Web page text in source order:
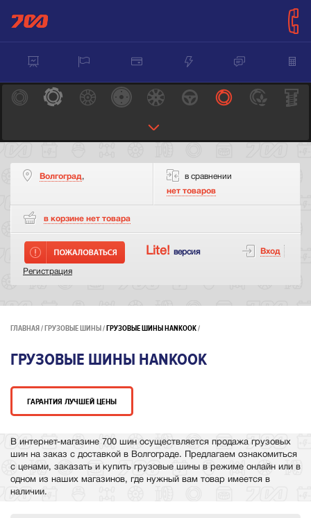
Волгоград,
в сравнении
нет товаров
в корзине нет товара
Lite! версия Вход
Регистрация
ГЛАВНАЯ ГРУЗОВЫЕ ШИНЫ ГРУЗОВЫЕ ШИНЫ HANKOOK
ГРУЗОВЫЕ ШИНЫ HANKOOK
ГАРАНТИЯ ЛУЧШЕЙ ЦЕНЫ
В интернет-магазине 700 шин осуществляется продажа грузовых
шин на заказ с доставкой в Волгограде. Предлагаем ознакомиться
с ценами, заказать и купить грузовые шины в режиме онлайн или в
одном из наших магазинов, где нужный вам товар имеется в
наличии.